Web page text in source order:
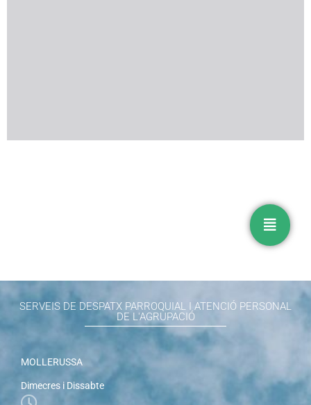
SERVEIS DE DESPATX PARROQUIAL I ATENCIÓ PERSONAL
DE L'AGRUPACIÓ
MOLLERUSSA
Dimecres i Dissabte